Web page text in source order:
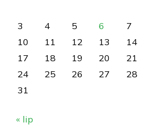
3
4 5 6 7
10
11 12 13 14
17
18 19 20 21
24
25 26 27 28
31
« lip